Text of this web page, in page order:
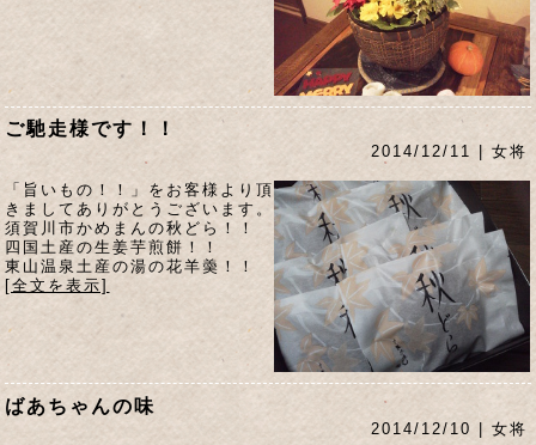
ご馳走様です！！
2014/12/11 | 女将
「旨いもの！！」をお客様より頂
きましてありがとうございます。
須賀川市かめまんの秋どら！！
四国土産の生姜芋煎餅！！
東山温泉土産の湯の花羊羮！！
[全文を表示]
ばあちゃんの味
2014/12/10 | 女将